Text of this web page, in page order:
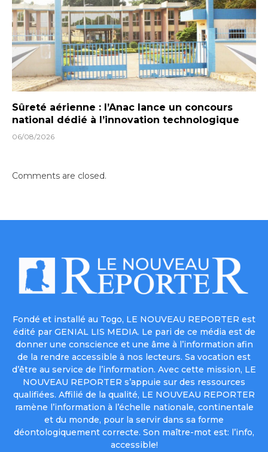
Sûreté aérienne : l’Anac lance un concours
national dédié à l’innovation technologique
06/08/2026
Comments are closed.
Fondé et installé au Togo, LE NOUVEAU REPORTER est
édité par GENIAL LIS MEDIA. Le pari de ce média est de
donner une conscience et une âme à l’information afin
de la rendre accessible à nos lecteurs. Sa vocation est
d’être au service de l’information. Avec cette mission, LE
NOUVEAU REPORTER s’appuie sur des ressources
qualifiées. Affilié de la qualité, LE NOUVEAU REPORTER
ramène l’information à l’échelle nationale, continentale
et du monde, pour la servir dans sa forme
déontologiquement correcte. Son maître-mot est: l’info,
accessible!